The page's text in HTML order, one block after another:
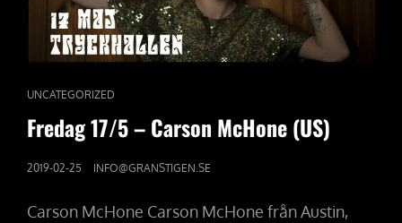
CAT
LINKS
UNCATEGORIZED
Fredag 17/5 – Carson McHone (US)
PUBLICERAT
2019-02-25 INFO@GRANSTIGEN.SE
Carson McHone Carson McHone från Austin,